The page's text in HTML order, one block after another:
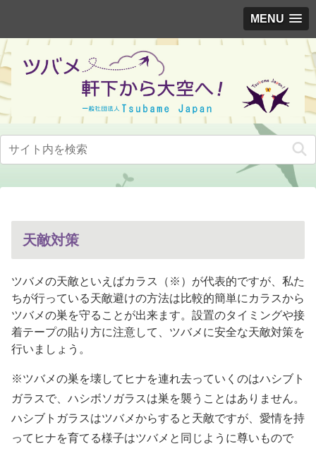
MENU
天敵対策
ツバメの天敵といえばカラス（※）が代表的ですが、私た
ちが行っている天敵避けの方法は比較的簡単にカラスから
ツバメの巣を守ることが出来ます。設置のタイミングや接
着テープの貼り方に注意して、ツバメに安全な天敵対策を
行いましょう。
※ツバメの巣を壊してヒナを連れ去っていくのはハシブト
ガラスで、ハシボソガラスは巣を襲うことはありません。
ハシブトガラスはツバメからすると天敵ですが、愛情を持
ってヒナを育てる様子はツバメと同じように尊いもので